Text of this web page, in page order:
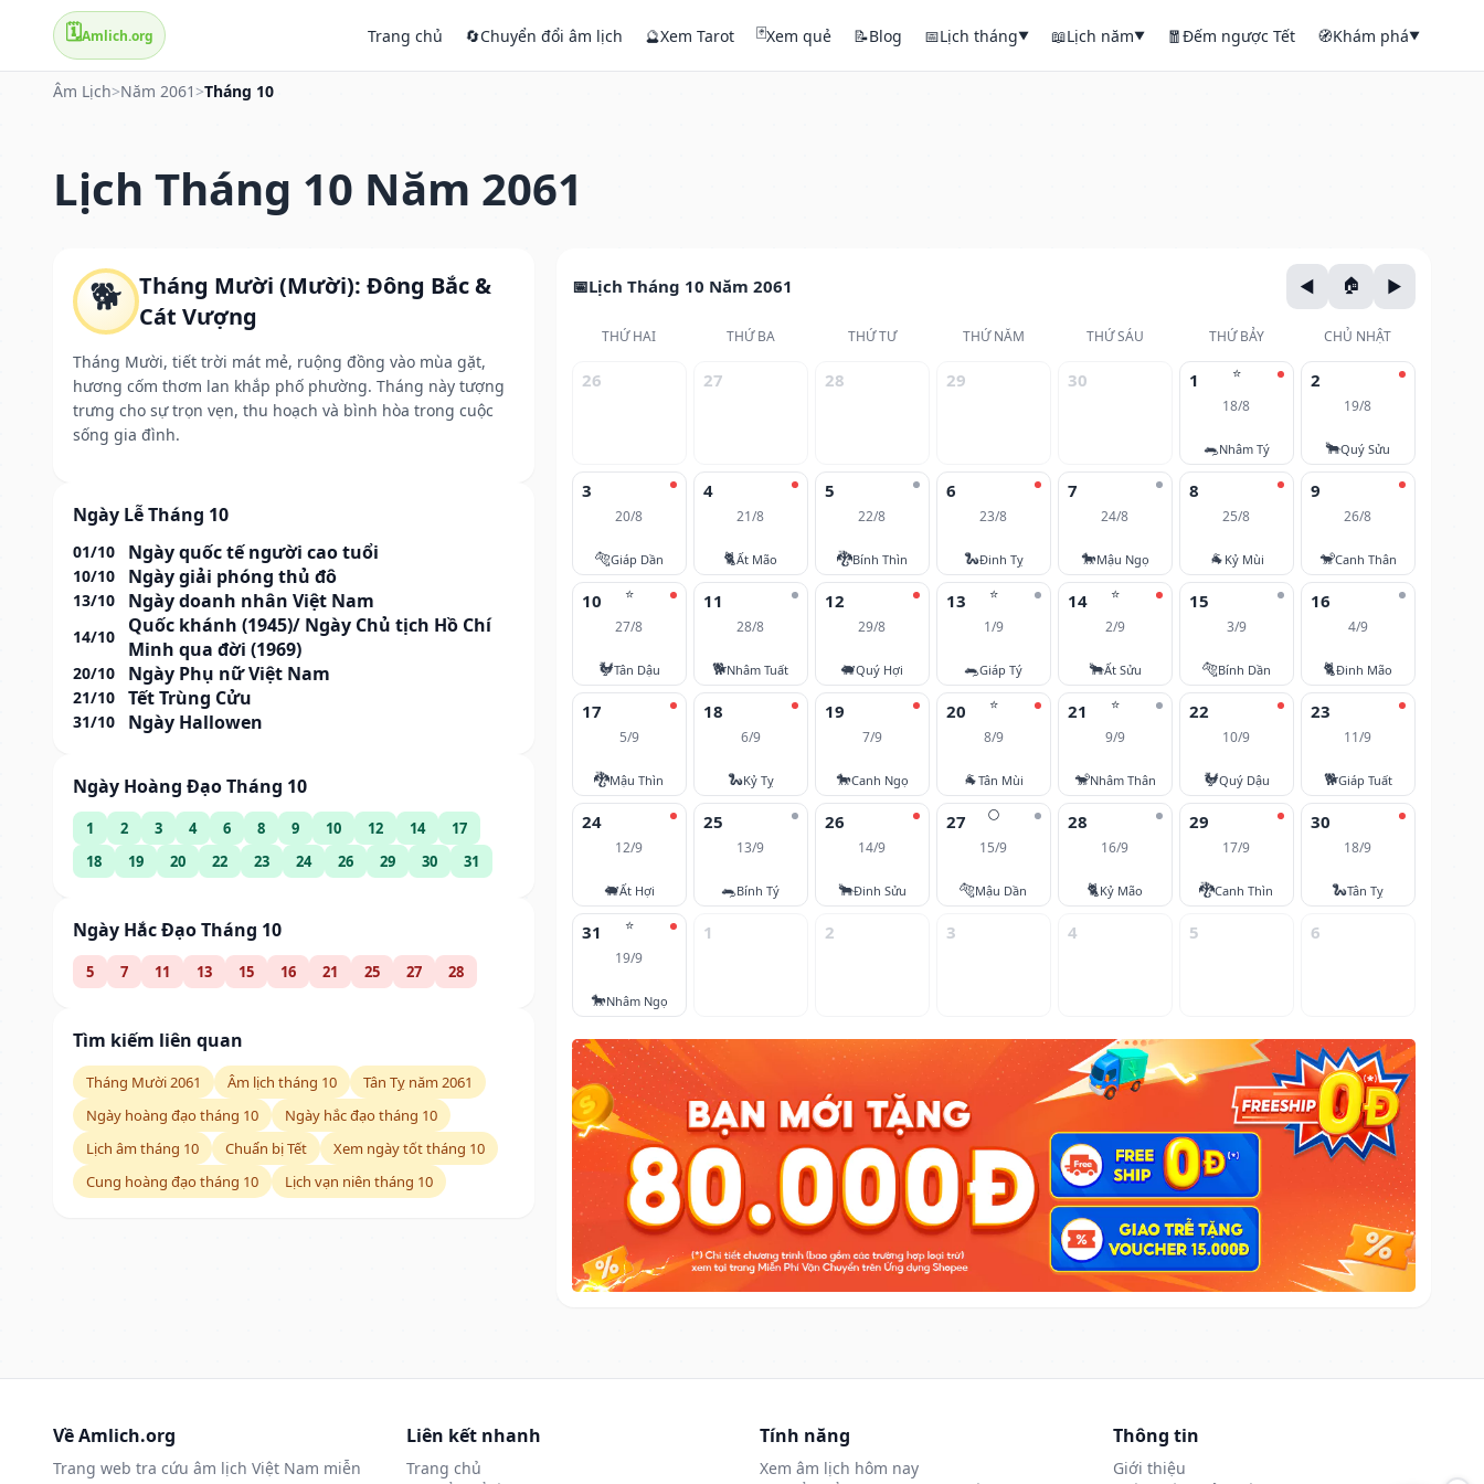
🗓️Amlich.org Trang chủ 🔄Chuyển đổi âm lịch 🔮Xem Tarot 🃏Xem quẻ 📝Blog 📅Lịch tháng▼ 📖Lịch năm▼ 🧧Đếm ngược Tết 🧭Khám phá▼
Âm Lịch>Năm 2061 >Tháng 10
Lịch Tháng 10 Năm 2061
🐕 Tháng Mười (Mười): Đông Bắc &
Cát Vượng
Tháng Mười, tiết trời mát mẻ, ruộng đồng vào mùa gặt,
hương cốm thơm lan khắp phố phường. Tháng này tượng
trưng cho sự trọn vẹn, thu hoạch và bình hòa trong cuộc
sống gia đình.
Ngày Lễ Tháng 10
01/10 Ngày quốc tế người cao tuổi
10/10 Ngày giải phóng thủ đô
13/10 Ngày doanh nhân Việt Nam
14/10
Quốc khánh (1945)/ Ngày Chủ tịch Hồ Chí
Minh qua đời (1969)
20/10 Ngày Phụ nữ Việt Nam
21/10 Tết Trùng Cửu
31/10 Ngày Hallowen
Ngày Hoàng Đạo Tháng 10
1 2 3 4 6 8 9 10 12 14
17
18
19 20 22 23 24 26 29 30 31
Ngày Hắc Đạo Tháng 10
5 7 11 13 15 16 21 25 27 28
Tìm kiếm liên quan
Tháng Mười 2061 Âm lịch tháng 10
Tân Tỵ năm 2061
Ngày hoàng đạo tháng 10
Ngày hắc đạo tháng 10
Lịch âm tháng 10
Chuẩn bị Tết
Xem ngày tốt tháng 10
Cung hoàng đạo tháng 10
Lịch vạn niên tháng 10
Lịch Tháng 10 Năm 2061
THỨ HAI THỨ BA THỨ TƯ THỨ NĂM THỨ SÁU THỨ BẢY CHỦ NHẬT
26 27 28 29 30 ⭐
1
18/8
🐀Nhâm Tý
2
19/8
🐂Quý Sửu
3
20/8
🐅Giáp Dần
4
21/8
🐈Ất Mão
5
22/8
🐉Bính Thìn
6
23/8
🐍Đinh Tỵ
7
24/8
🐎Mậu Ngọ
8
25/8
🐐 Kỷ Mùi
9
26/8
🐒Canh Thân
⭐
10
27/8
🐓Tân Dậu
11
28/8
🐕Nhâm Tuất
12
29/8
🐖Quý Hợi
⭐
13
1/9
🐀Giáp Tý
⭐
14
2/9
🐂Ất Sửu
15
3/9
🐅Bính Dần
16
4/9
🐈Đinh Mão
17
5/9
🐉Mậu Thìn
18
6/9
🐍Kỷ Tỵ
19
7/9
🐎Canh Ngọ
⭐
20
8/9
🐐Tân Mùi
⭐
21
9/9
🐒Nhâm Thân
22
10/9
🐓Quý Dậu
23
11/9
🐕Giáp Tuất
24
12/9
🐖Ất Hợi
25
13/9
🐀Bính Tý
26
14/9
🐂Đinh Sửu
🌕
27
15/9
🐅Mậu Dần
28
16/9
🐈Kỷ Mão
29
17/9
🐉Canh Thìn
30
18/9
🐍Tân Tỵ
⭐
31
19/9
🐎Nhâm Ngọ
1 2 3 4 5 6
Về Amlich.org
Trang web tra cứu âm lịch Việt Nam miễn
Liên kết nhanh
Trang chủ
Tính năng
Xem âm lịch hôm nay
Thông tin
Giới thiệu